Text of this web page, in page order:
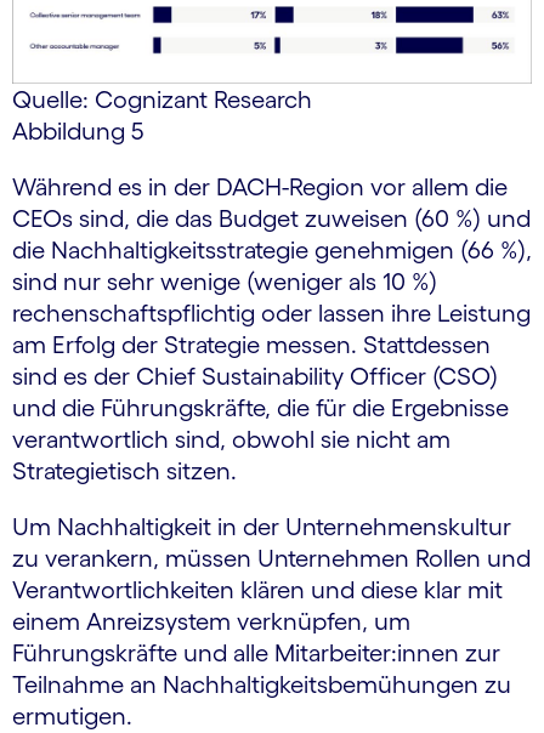
Quelle: Cognizant Research
Abbildung 5
Während es in der DACH-Region vor allem die
CEOs sind, die das Budget zuweisen (60 %) und
die Nachhaltigkeitsstrategie genehmigen (66 %),
sind nur sehr wenige (weniger als 10 %)
rechenschaftspflichtig oder lassen ihre Leistung
am Erfolg der Strategie messen. Stattdessen
sind es der Chief Sustainability Officer (CSO)
und die Führungskräfte, die für die Ergebnisse
verantwortlich sind, obwohl sie nicht am
Strategietisch sitzen.
Um Nachhaltigkeit in der Unternehmenskultur
zu verankern, müssen Unternehmen Rollen und
Verantwortlichkeiten klären und diese klar mit
einem Anreizsystem verknüpfen, um
Führungskräfte und alle Mitarbeiter:innen zur
Teilnahme an Nachhaltigkeitsbemühungen zu
ermutigen.